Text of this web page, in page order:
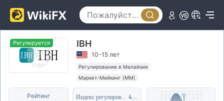
Регулируется IBH
10-15 лет
Регулирование в Малайзия
Маркет-Мейкинг (MM)
Регион деятельности подозрителен
Высокие потенциальные риски
Рейтинг
0
1
2
3
4
0
1
2
3
4
0
1
2
4